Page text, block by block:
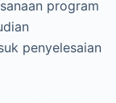
program
penyelesaian